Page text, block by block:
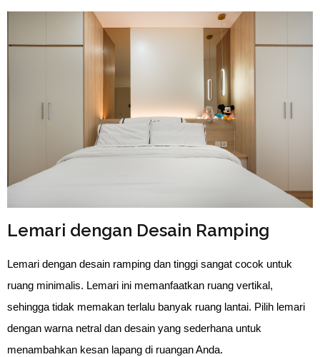
Lemari dengan Desain Ramping
Lemari dengan desain ramping dan tinggi sangat cocok untuk
ruang minimalis. Lemari ini memanfaatkan ruang vertikal,
sehingga tidak memakan terlalu banyak ruang lantai. Pilih lemari
dengan warna netral dan desain yang sederhana untuk
menambahkan kesan lapang di ruangan Anda.